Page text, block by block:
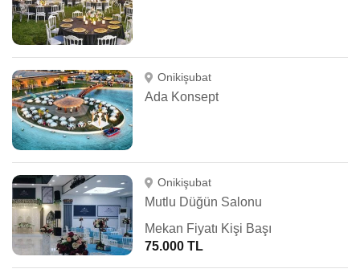
Onikişubat
Ada Konsept
Onikişubat
Mutlu Düğün Salonu
Mekan Fiyatı Kişi Başı
75.000 TL